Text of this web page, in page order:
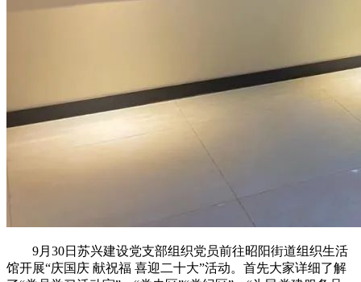
9月30日苏兴建设党支部组织党员前往昭阳街道组织生活
馆开展“庆国庆 献祝福 喜迎二十大”活动。首先大家详细了解